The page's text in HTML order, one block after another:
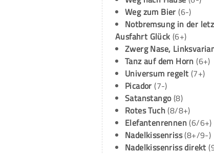
Weg zum Bier (6-)
Notbremsung in der
Ausfahrt Glück (6+)
Zwerg Nase,
Tanz auf dem Horn (6+)
Universum regelt (7+)
Picador (7-)
Satanstango(8)
Rotes Tuch(8/8+)
Elefantenrennen(6/6+)
Nadelkissenriss(8+/9-)
Nadelkissenriss direkt